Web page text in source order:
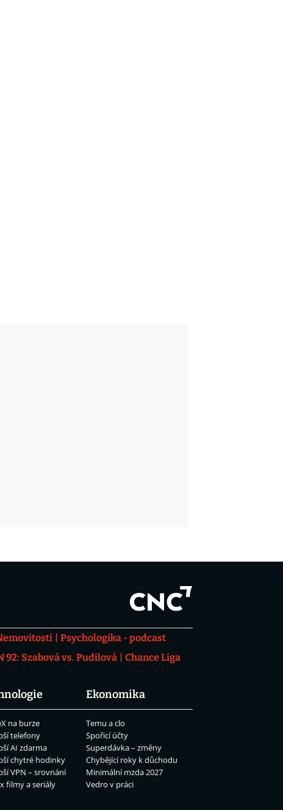
Psychologika - podcast
92: Szabová vs. Pudilová
Chance Liga
na burze
telefony
AI zdarma
chytré hodinky
VPN – srovnání
filmy a seriály
Ekonomika
Temu a clo
Spořicí účty
Superdávka – změny
Chybějící roky k důchodu
Minimální mzda 2027
Vedro v práci